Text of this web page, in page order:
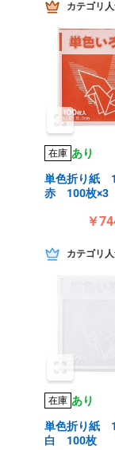
カテゴリ
在庫 あり
単色折り紙
赤 100枚×3
￥
カテゴリ
在庫 あり
単色折り紙
白 100枚